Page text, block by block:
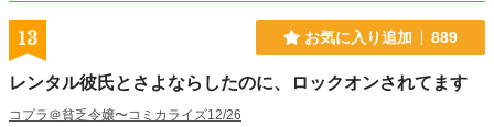
13 お気に入り追加 889
レンタル彼氏とさよならしたのに、ロックオンされてます
コプラ＠貧乏令嬢〜コミカライズ12/26